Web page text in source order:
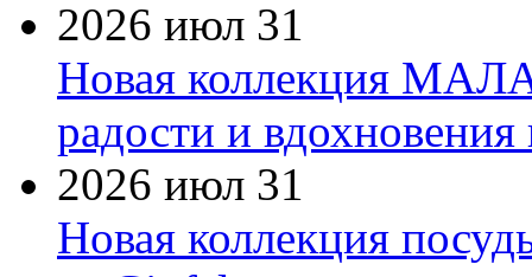
2026 июл 31
Новая коллекция
радости и
2026 июл 31
Новая коллекция